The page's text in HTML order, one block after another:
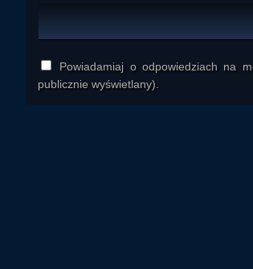
Powiadamiaj o odpowiedziach na
publicznie wyświetlany).